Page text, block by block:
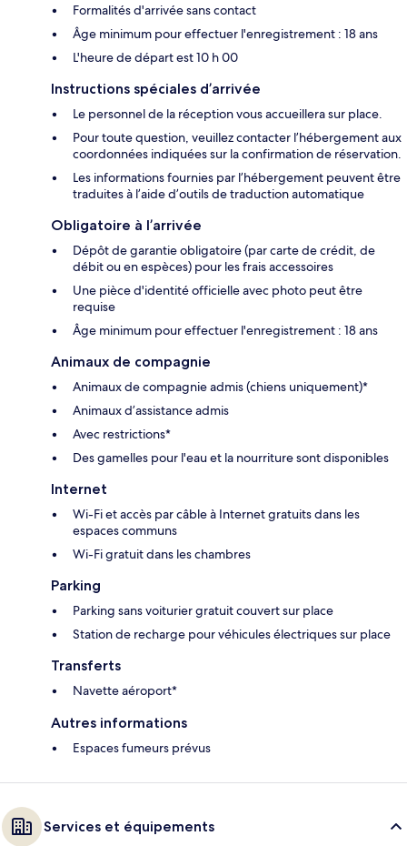
Formalités d'arrivée sans contact
Âge minimum pour effectuer l'enregistrement : 18 ans
L'heure de départ est 10 h 00
Instructions spéciales d’arrivée
Le personnel de la réception vous accueillera sur place.
Pour toute question, veuillez contacter l’hébergement aux
coordonnées indiquées sur la confirmation de réservation.
Les informations fournies par l’hébergement peuvent être
traduites à l’aide d’outils de traduction automatique
Obligatoire à l’arrivée
Dépôt de garantie obligatoire (par carte de crédit, de
débit ou en espèces) pour les frais accessoires
Une pièce d'identité officielle avec photo peut être
requise
Âge minimum pour effectuer l'enregistrement : 18 ans
Animaux de compagnie
Animaux de compagnie admis (chiens uniquement)*
Animaux d’assistance admis
Avec restrictions*
Des gamelles pour l'eau et la nourriture sont disponibles
Internet
Wi-Fi et accès par câble à Internet gratuits dans les
espaces communs
Wi-Fi gratuit dans les chambres
Parking
Parking sans voiturier gratuit couvert sur place
Station de recharge pour véhicules électriques sur place
Transferts
Navette aéroport*
Autres informations
Espaces fumeurs prévus
Services et équipements